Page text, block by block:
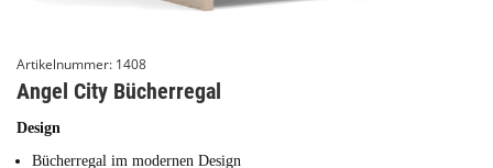
Artikelnummer: 1408
Angel City Bücherregal
Design
Bücherregal im modernen Design